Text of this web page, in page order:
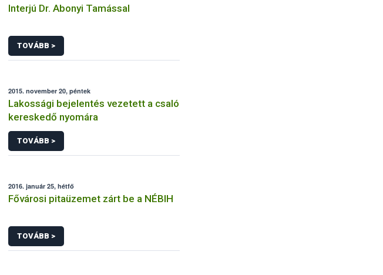
Interjú Dr. Abonyi Tamással
TOVÁBB >
2015. november 20, péntek
Lakossági bejelentés vezetett a csaló
kereskedő nyomára
TOVÁBB >
2016. január 25, hétfő
Fővárosi pitaüzemet zárt be a NÉBIH
TOVÁBB >